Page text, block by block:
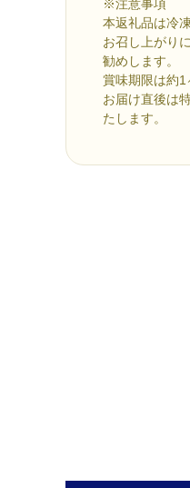
※注意事項
本返礼品は冷
お召し上がり
勧めします。
賞味期限は約1
お届け直後は
たします。